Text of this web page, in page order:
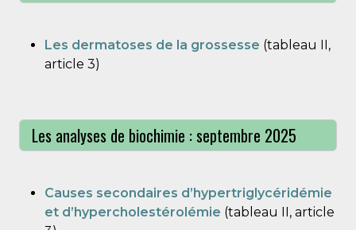
Les dermatoses de la grossesse (tableau II,
article 3)
Les analyses de biochimie : septembre 2025
Causes secondaires d’hypertriglycéridémie
et d’hypercholestérolémie (tableau II, article